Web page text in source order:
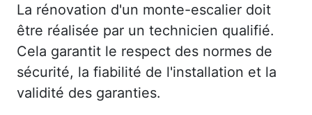
La rénovation d'un monte-escalier doit
être réalisée par un technicien qualifié.
Cela garantit le respect des normes de
sécurité, la fiabilité de l'installation et la
validité des garanties.